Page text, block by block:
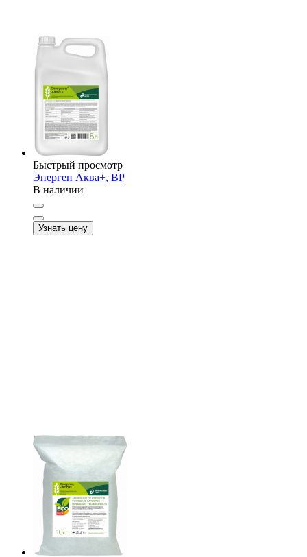
Быстрый просмотр
Энерген Аква+, ВР
В наличии
Узнать цену